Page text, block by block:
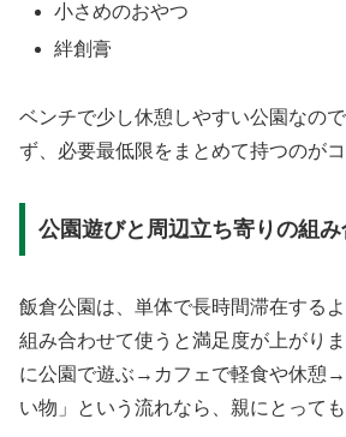
小さめのおやつ
絆創膏
ベンチで少し休憩しやすい公園なの
ず、必要最低限をまとめて持つのがコ
公園遊びと周辺立ち寄りの組
飯倉公園は、単体で長時間滞在する
組み合わせて使うと満足度が上がり
に公園で遊ぶ→カフェで軽食や休憩
い物」という流れなら、親にとって